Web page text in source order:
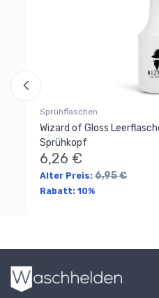
Sprühflaschen
Wizard of Gloss
Sprühkopf
6,26 €
Alter Preis: 6,95 €
Rabatt: 10%